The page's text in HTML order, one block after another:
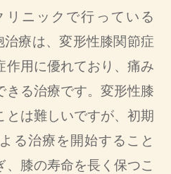
リニックで行っている
療は、変形性膝関節症
作用に優れており、痛み
きる治療です。変形性膝
とは難しいですが、初期
る治療を開始すること
膝の寿命を長く保つこ